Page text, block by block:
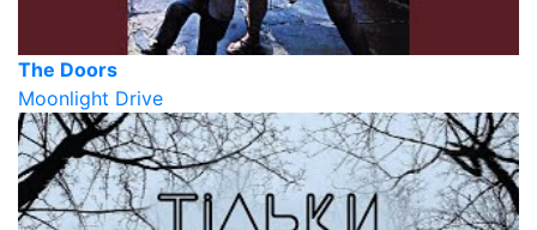
The Doors
Moonlight Drive